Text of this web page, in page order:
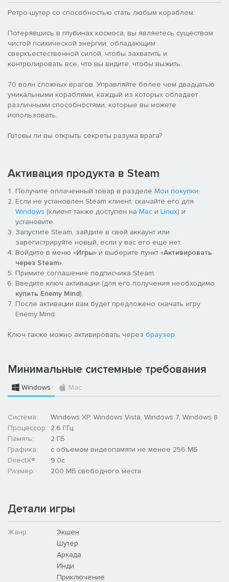
Ретро-шутер со способностью стать любым кораблем.
Потерявшись в глубинах космоса, вы являетесь существом
чистой психической энергии, обладающим
сверхъестественной силой, чтобы захватить и
контролировать все, что вы видите, чтобы выжить.
70 волн сложных врагов. Управляйте более чем двадцатью
уникальными кораблями, каждый из которых обладает
различными способностями, которые вы можете
использовать.
Готовы ли вы открыть секреты разума врага?
Активация продукта в Steam
Получите оплаченный товар в разделе Мои покупки.
Если не установлен Steam клиент, скачайте его для
Windows (клиент также доступен на Mac и Linux) и
установите.
Запустите Steam, зайдите в свой аккаунт или
зарегистрируйте новый, если у вас его еще нет.
Войдите в меню «Игры» и выберите пункт «Активировать
через Steam».
Примите соглашение подписчика Steam.
Введите ключ активации (для его получения необходимо
купить Enemy Mind).
После активации вам будет предложено скачать игру
Enemy Mind.
Ключ также можно активировать через браузер.
Минимальные системные требования
Windows Mac
Система:
Windows XP, Windows Vista, Windows 7, Windows 8
Процессор: 2.6 ГГц
Память:
2 ГБ
Графика:
с объемом видеопамяти не менее 256 МБ
DirectX®:
9.0c
Размер:
200 MБ свободного места
Детали игры
Жанр:
Экшен
Шутер
Аркада
Инди
Приключение